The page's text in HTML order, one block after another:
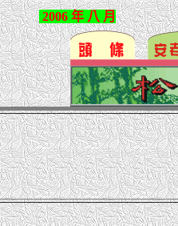
2006 年 八 月